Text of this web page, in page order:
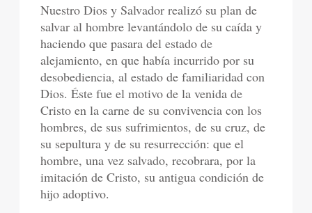
Nuestro Dios y Salvador realizó su plan de
salvar al hombre levantándolo de su caída y
haciendo que pasara del estado de
alejamiento, en que había incurrido por su
desobediencia, al estado de familiaridad con
Dios. Éste fue el motivo de la venida de
Cristo en la carne de su convivencia con los
hombres, de sus sufrimientos, de su cruz, de
su sepultura y de su resurrección: que el
hombre, una vez salvado, recobrara, por la
imitación de Cristo, su antigua condición de
hijo adoptivo.